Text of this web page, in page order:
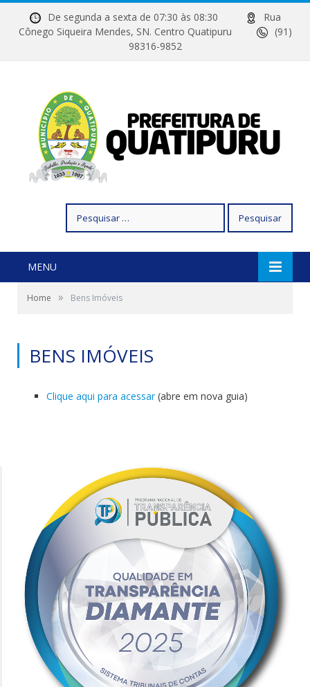
De segunda a sexta de 07:30 às 08:30
Rua
Cônego Siqueira Mendes, SN. Centro Quatipuru
(91)
98316-9852
por:
MENU
Home » Bens Imóveis
BENS IMÓVEIS
Clique aqui para acessar(abre em nova guia)